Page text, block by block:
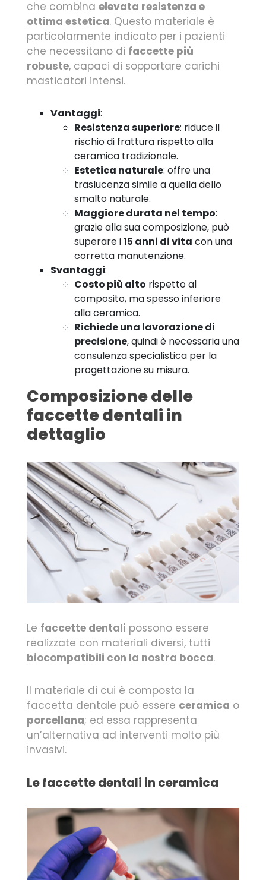
che combina elevata resistenza e
ottima estetica. Questo materiale è
particolarmente indicato per i pazienti
che necessitano di faccette più
robuste, capaci di sopportare carichi
masticatori intensi.
Vantaggi:
Resistenza superiore: riduce il
rischio di frattura rispetto alla
ceramica tradizionale.
Estetica naturale: offre una
traslucenza simile a quella dello
smalto naturale.
Maggiore durata nel tempo:
grazie alla sua composizione, può
superare i15 anni di vita con una
corretta manutenzione.
Svantaggi:
Costo più alto rispetto al
composito, ma spesso inferiore
alla ceramica.
Richiede una lavorazione di
precisione, quindi è necessaria una
consulenza specialistica per la
progettazione su misura.
Composizione delle
faccette dentali in
dettaglio
Le faccette dentali possono essere
realizzate con materiali diversi, tutti
biocompatibili con la nostra bocca.
Il materiale di cui è composta la
faccetta dentale può essere ceramica o
porcellana; ed essa rappresenta
un’alternativa ad interventi molto più
invasivi.
Le faccette dentali in ceramica